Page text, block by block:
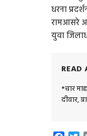
धरना
रामआसरे
युवा
READ
*चार
दीवार,